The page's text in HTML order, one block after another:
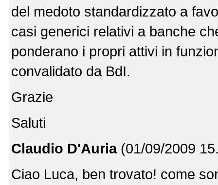
del medoto standardizzato a
casi generici relativi a banche
ponderano i propri attivi in
convalidato da BdI.
Grazie
Saluti
Claudio D'Auria(01/09/2009
Ciao Luca, ben trovato! come